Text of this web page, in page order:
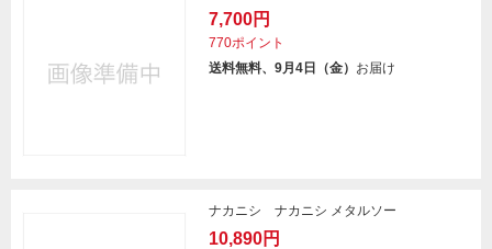
7,700円
770ポイント
送料無料、9月4日（金） お届け
ナカニシ ナカニシ メタルソー
10,890円